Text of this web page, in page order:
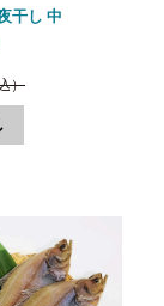
干し 中
）